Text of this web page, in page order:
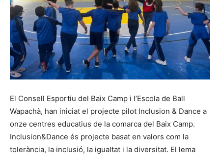
El Consell Esportiu del Baix Camp i l’Escola de Ball
Wapachà, han iniciat el projecte pilot Inclusion & Dance a
onze centres educatius de la comarca del Baix Camp.
Inclusion&Dance és projecte basat en valors com la
tolerància, la inclusió, la igualtat i la diversitat. El lema